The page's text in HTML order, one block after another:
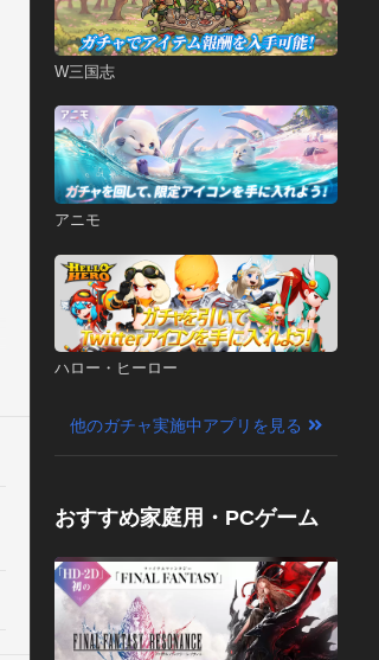
W三国志
アニモ
ハロー・ヒーロー
他のガチャ実施中アプリを見る
おすすめ家庭用・PCゲーム